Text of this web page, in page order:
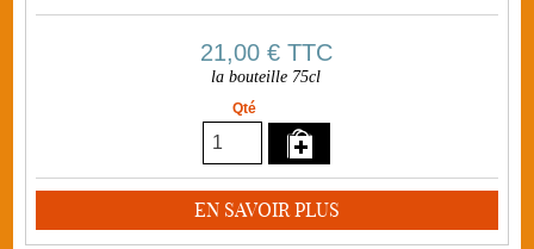
21,00 €TTC
la bouteille 75cl
Qté
EN SAVOIR PLUS